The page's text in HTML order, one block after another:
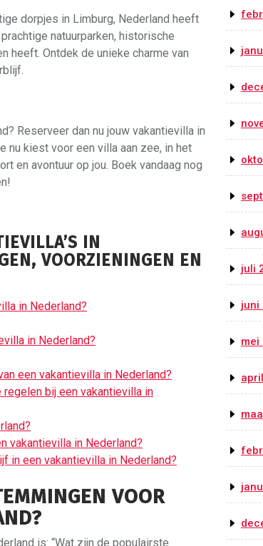
dorpjes in Limburg, Nederland heeft
natuurparken, historische
heeft. Ontdek de unieke charme van
Reserveer dan nu jouw vakantievilla in
nu kiest voor een villa aan zee, in het
en avontuur op jou. Boek vandaag nog
IN
VOORZIENINGEN EN
in Nederland?
in Nederland?
een vakantievilla in Nederland?
bij een vakantievilla in
vakantievilla in Nederland?
in een vakantievilla in Nederland?
VOOR
is: “Wat zijn de populairste
juli
juni
mei